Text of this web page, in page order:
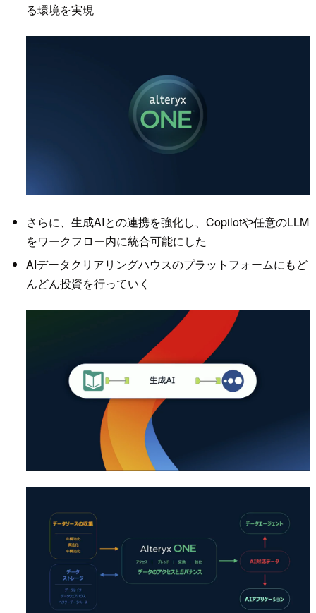
る環境を実現
さらに、生成AIとの連携を強化し、Copilotや任意のLLM
をワークフロー内に統合可能にした
AIデータクリアリングハウスのプラットフォームにもど
んどん投資を行っていく